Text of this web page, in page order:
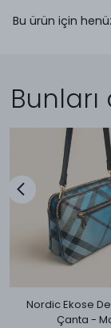
Bu ürün için
Nordic Ekose
Çanta -